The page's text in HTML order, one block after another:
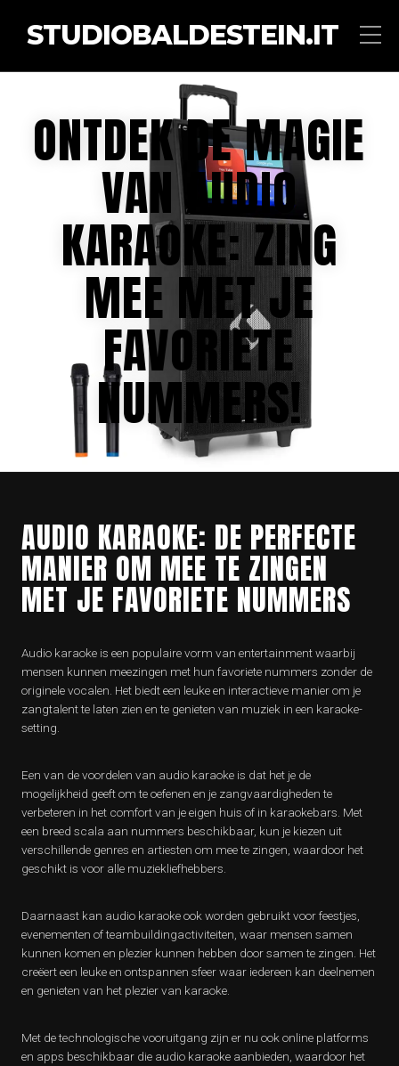
STUDIOBALDESTEIN.IT
ONTDEK DE MAGIE
VAN AUDIO
KARAOKE: ZING
MEE MET JE
FAVORIETE
NUMMERS!
AUDIO KARAOKE: DE PERFECTE
MANIER OM MEE TE ZINGEN
MET JE FAVORIETE NUMMERS
Audio karaoke is een populaire vorm van entertainment waarbij
mensen kunnen meezingen met hun favoriete nummers zonder de
originele vocalen. Het biedt een leuke en interactieve manier om je
zangtalent te laten zien en te genieten van muziek in een karaoke-
setting.
Een van de voordelen van audio karaoke is dat het je de
mogelijkheid geeft om te oefenen en je zangvaardigheden te
verbeteren in het comfort van je eigen huis of in karaokebars. Met
een breed scala aan nummers beschikbaar, kun je kiezen uit
verschillende genres en artiesten om mee te zingen, waardoor het
geschikt is voor alle muziekliefhebbers.
Daarnaast kan audio karaoke ook worden gebruikt voor feestjes,
evenementen of teambuildingactiviteiten, waar mensen samen
kunnen komen en plezier kunnen hebben door samen te zingen. Het
creëert een leuke en ontspannen sfeer waar iedereen kan deelnemen
en genieten van het plezier van karaoke.
Met de technologische vooruitgang zijn er nu ook online platforms
en apps beschikbaar die audio karaoke aanbieden, waardoor het